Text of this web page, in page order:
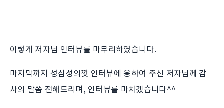
이렇게 저자님 인터뷰를 마무리하였습니다.
마지막까지 성심성의껏 인터뷰에 응하여 주신 저자님께 감
사의 말씀 전해드리며, 인터뷰를 마치겠습니다^^